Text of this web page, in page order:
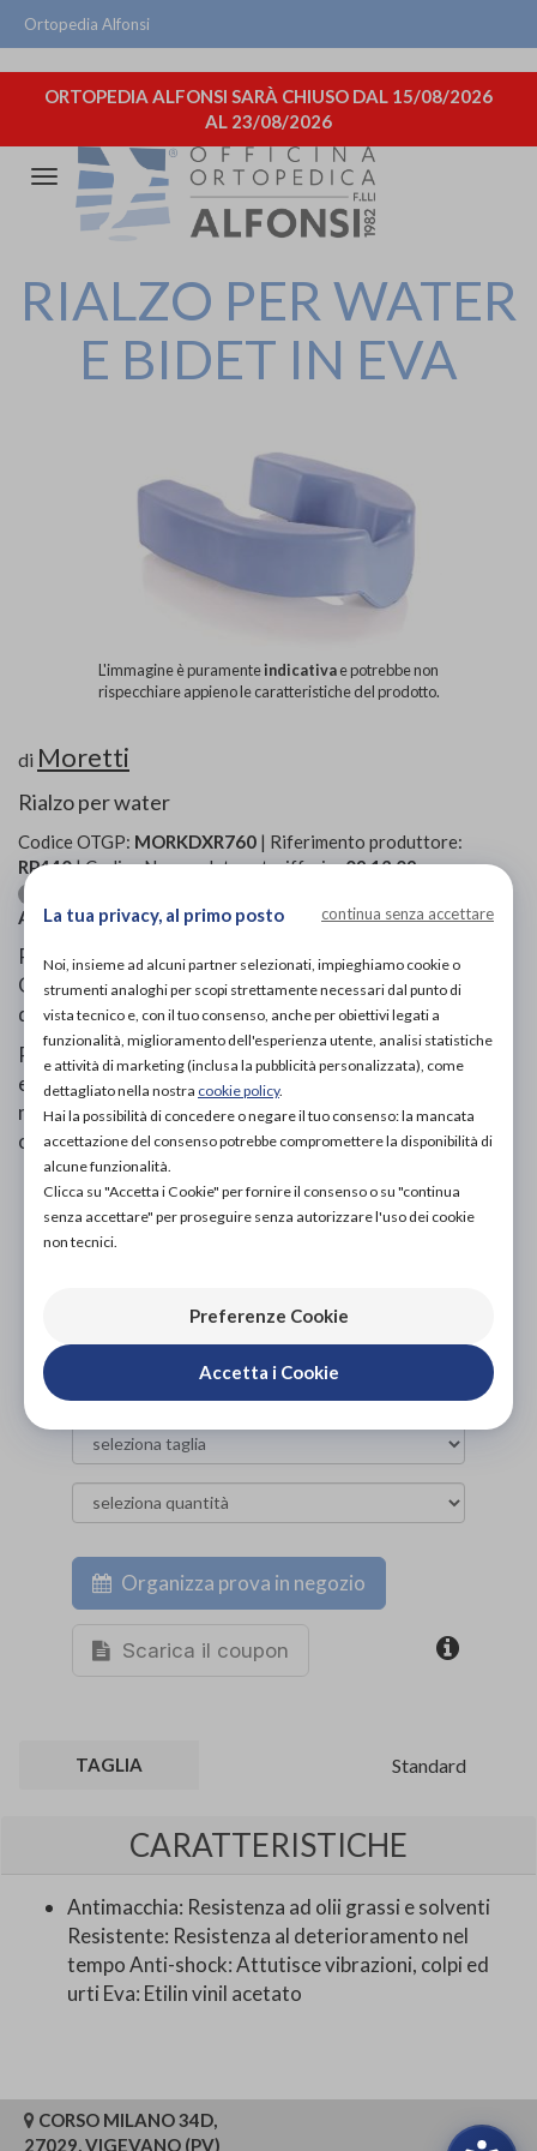
Ortopedia Alfonsi
ORTOPEDIA ALFONSI SARÀ CHIUSO DAL 15/08/2026
AL 23/08/2026
Attiva/disattiva
navigazione
RIALZO PER WATER
E BIDET IN EVA
L'immagine è puramenteindicativae potrebbe non
rispecchiare appieno le caratteristiche del prodotto.
di Moretti
Rialzo per water
Codice OTGP: MORKDXR760 | Riferimento produttore:
RP440| Codice Nomenclatore tariffario:09.12.09
Ausili per il bagno » Wc e suoi ausili
Rialzo “Duo” doppia funzione utilizzabile su bidet e WC.
Grazie alla sua forma si installa facilmente su ogni tipo
di water e bidet "senza l’utilizzo di fermi".
Realizzato in E.V.A (materiale plastico, iniettato ed
espanso, reticolato a cellula chiusa) che lo rende
morbido al contatto, resistente al deterioramento, ad
oli e solventi.
PROVA E ACQUISTA IN NEGOZIO
DA120,00€
ACQUISTA ONLINE
NON DISPONIBILE
Organizza prova in negozio
Scarica il coupon
TAGLIA Standard
CARATTERISTICHE
Antimacchia: Resistenza ad olii grassi e solventi
Resistente: Resistenza al deterioramento nel
tempo Anti-shock: Attutisce vibrazioni, colpi ed
urti Eva: Etilin vinil acetato
CORSO MILANO 34D,
27029, VIGEVANO (PV)
La tua privacy, al primo posto continua senza accettare
Noi, insieme ad alcuni partner selezionati, impieghiamo cookie o
strumenti analoghi per scopi strettamente necessari dal punto di
vista tecnico e, con il tuo consenso, anche per obiettivi legati a
funzionalità, miglioramento dell'esperienza utente, analisi statistiche
e attività di marketing (inclusa la pubblicità personalizzata), come
dettagliato nella nostra cookie policy.
Hai la possibilità di concedere o negare il tuo consenso: la mancata
accettazione del consenso potrebbe compromettere la disponibilità di
alcune funzionalità.
Clicca su "Accetta i Cookie" per fornire il consenso o su "continua
senza accettare" per proseguire senza autorizzare l'uso dei cookie
non tecnici.
Preferenze Cookie
Accetta i Cookie